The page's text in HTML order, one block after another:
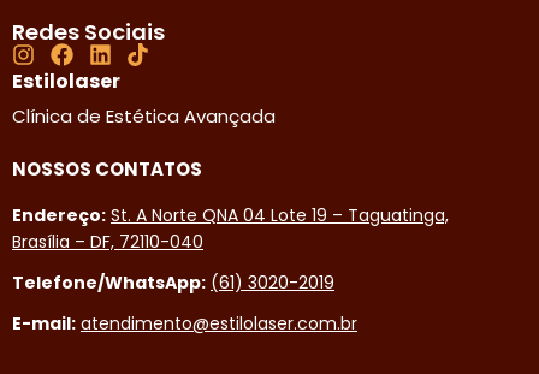
Redes Sociais
Estilolaser
Clínica de Estética Avançada
NOSSOS CONTATOS
Endereço: St. A Norte QNA 04 Lote 19 – Taguatinga,
Brasília – DF, 72110-040
Telefone/WhatsApp: (61) 3020-2019
E-mail: atendimento@estilolaser.com.br